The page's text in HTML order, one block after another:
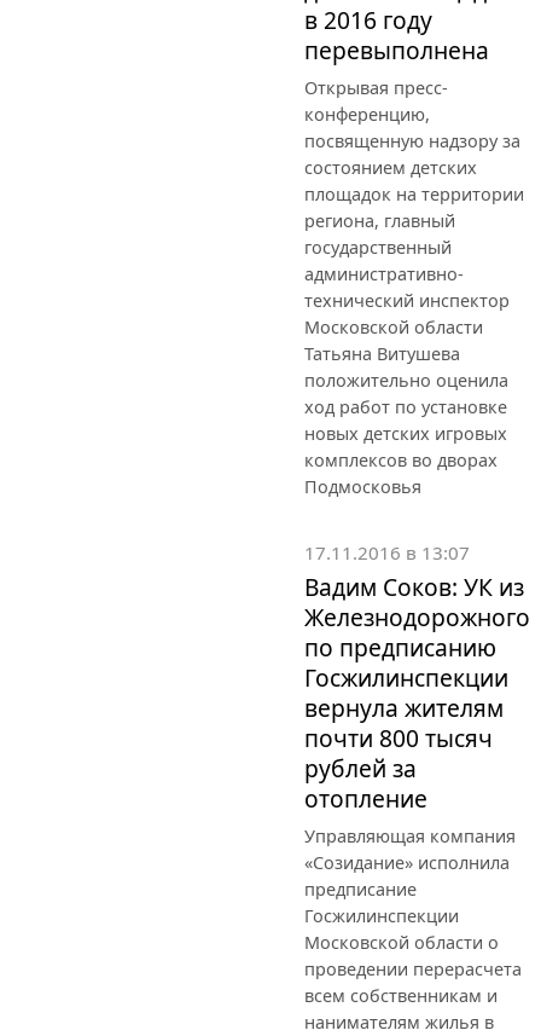
в 2016 году
перевыполнена
Открывая пресс-
конференцию,
посвященную надзору за
состоянием детских
площадок на территории
региона, главный
государственный
административно-
технический инспектор
Московской области
Татьяна Витушева
положительно оценила
ход работ по установке
новых детских игровых
комплексов во дворах
Подмосковья
17.11.2016 в 13:07
Вадим Соков: УК из
Железнодорожного
по предписанию
Госжилинспекции
вернула жителям
почти 800 тысяч
рублей за
отопление
Управляющая компания
«Созидание» исполнила
предписание
Госжилинспекции
Московской области о
проведении перерасчета
всем собственникам и
нанимателям жилья в